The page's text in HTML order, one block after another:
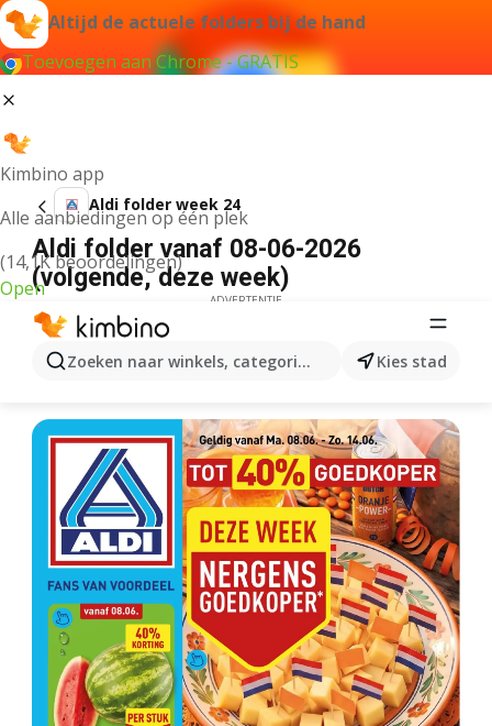
Altijd de actuele folders bij de hand
Toevoegen aan Chrome - GRATIS
Kimbino app
Alle aanbiedingen op één plek
(14,1K beoordelingen)
Open
Zoeken naar winkels, categorieën, producten...
Kies stad
Aldi folder week 24
Aldi folder vanaf 08-06-2026
(volgende, deze week)
ADVERTENTIE